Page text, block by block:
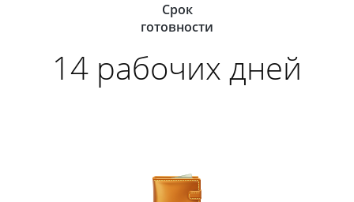
Срок
готовности
14 рабочих дней